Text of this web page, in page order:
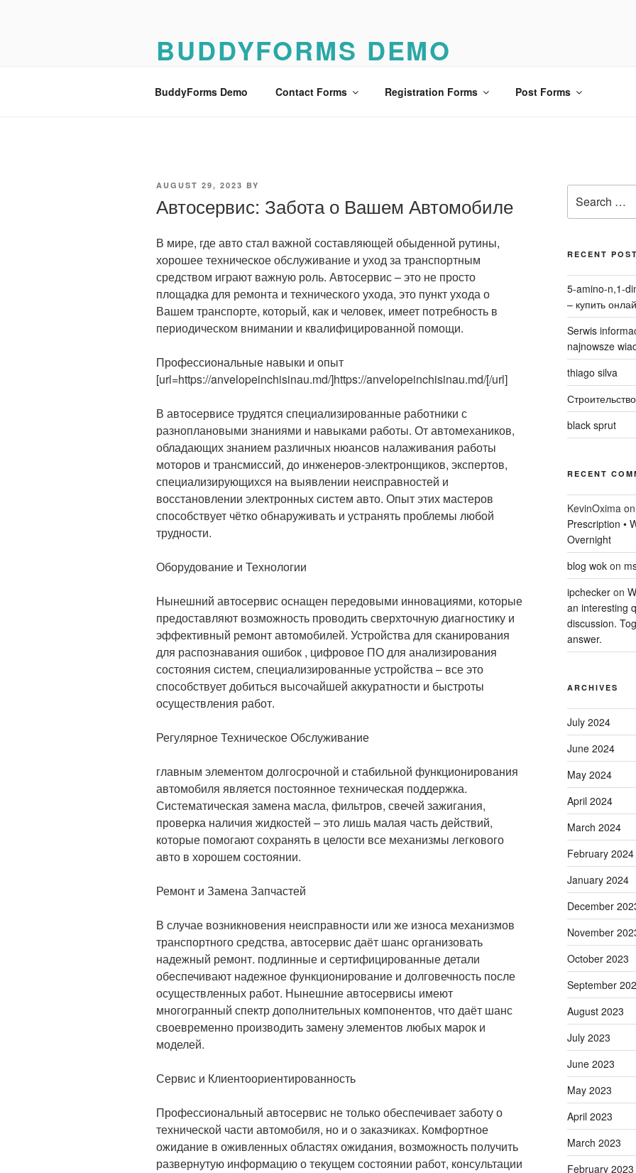
BUDDYFORMS DEMO
BuddyForms Demo Contact Forms Registration Forms Post Forms
POSTED
AUGUST 29, 2023 BY
Автосервис: Забота о Вашем Автомобиле
В мире, где авто стал важной составляющей обыденной рутины,
хорошее техническое обслуживание и уход за транспортным
средством играют важную роль. Автосервис – это не просто
площадка для ремонта и технического ухода, это пункт ухода о
Вашем транспорте, который, как и человек, имеет потребность в
периодическом внимании и квалифицированной помощи.
Профессиональные навыки и опыт
[url=https://anvelopeinchisinau.md/]https://anvelopeinchisinau.md/[/url]
В автосервисе трудятся специализированные работники с
разноплановыми знаниями и навыками работы. От автомехаников,
обладающих знанием различных нюансов налаживания работы
моторов и трансмиссий, до инженеров-электронщиков, экспертов,
специализирующихся на выявлении неисправностей и
восстановлении электронных систем авто. Опыт этих мастеров
способствует чётко обнаруживать и устранять проблемы любой
трудности.
Оборудование и Технологии
Нынешний автосервис оснащен передовыми инновациями, которые
предоставляют возможность проводить сверхточную диагностику и
эффективный ремонт автомобилей. Устройства для сканирования
для распознавания ошибок , цифровое ПО для анализирования
состояния систем, специализированные устройства – все это
способствует добиться высочайшей аккуратности и быстроты
осуществления работ.
Регулярное Техническое Обслуживание
главным элементом долгосрочной и стабильной функционирования
автомобиля является постоянное техническая поддержка.
Систематическая замена масла, фильтров, свечей зажигания,
проверка наличия жидкостей – это лишь малая часть действий,
которые помогают сохранять в целости все механизмы легкового
авто в хорошем состоянии.
Ремонт и Замена Запчастей
В случае возникновения неисправности или же износа механизмов
транспортного средства, автосервис даёт шанс организовать
надежный ремонт. подлинные и сертифицированные детали
обеспечивают надежное функционирование и долговечность после
осуществленных работ. Нынешние автосервисы имеют
многогранный спектр дополнительных компонентов, что даёт шанс
своевременно производить замену элементов любых марок и
моделей.
Сервис и Клиентоориентированность
Профессиональный автосервис не только обеспечивает заботу о
технической части автомобиля, но и о заказчиках. Комфортное
ожидание в оживленных областях ожидания, возможность получить
развернутую информацию о текущем состоянии работ, консультации
for:
RECENT
5-amino-n,1-
– купить
Serwis
najnowsze
thiago silva
black sprut
RECENT
KevinOxima
Prescription •
Overnight
blog wokon
ipcheckeron
an interesting
discussion.
answer.
ARCHIVES
July 2024
June 2024
May 2024
April 2024
March 2024
February 2024
January 2024
December
November
October 2023
September
August 2023
July 2023
June 2023
May 2023
April 2023
March 2023
February 2023